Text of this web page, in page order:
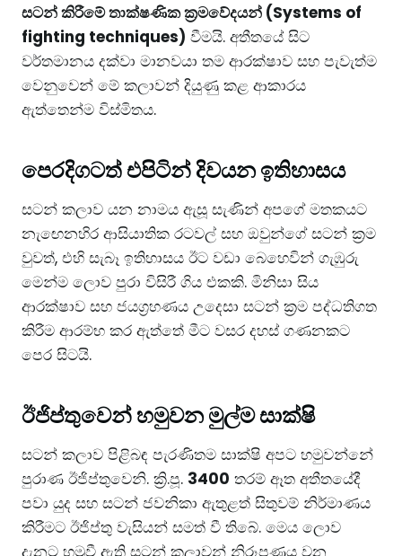
සටන් කිරීමේ තාක්ෂණික ක්‍රමවේදයන් (Systems of
fighting techniques) වීමයි. ​අතීතයේ සිට
වර්තමානය දක්වා මානවයා තම ආරක්ෂාව සහ පැවැත්ම
වෙනුවෙන් මේ කලාවන් දියුණු කළ ආකාරය
ඇත්තෙන්ම විස්මිතය.
පෙරදිගටත් එපිටින් දිවයන ඉතිහාසය
​සටන් කලාව යන නාමය ඇසූ සැණින් අපගේ මතකයට
නැඟෙනහිර ආසියාතික රටවල් සහ ඔවුන්ගේ සටන් ක්‍රම
වුවත්, එහි සැබෑ ඉතිහාසය ඊට වඩා බෙහෙවින් ගැඹුරු
මෙන්ම ලොව පුරා විසිරී ගිය එකකි. මිනිසා සිය
ආරක්ෂාව සහ ජයග්‍රහණය උදෙසා සටන් ක්‍රම පද්ධතිගත
කිරීම ආරම්භ කර ඇත්තේ මීට වසර දහස් ගණනකට
පෙර සිටයි.
​ඊජිප්තුවෙන් හමුවන මුල්ම සාක්ෂි
​සටන් කලාව පිළිබඳ පැරණිතම සාක්ෂි අපට හමුවන්නේ
පුරාණ ඊජිප්තුවෙනි. ක්‍රි.පූ. 3400 තරම් ඈත අතීතයේදී
පවා යුද සහ සටන් ජවනිකා ඇතුළත් සිතුවම් නිර්මාණය
කිරීමට ඊජිප්තු වැසියන් සමත් වී තිබේ. මෙය ලොව
දැනට හමුවී ඇති සටන් කලාවන් නිරූපණය වන